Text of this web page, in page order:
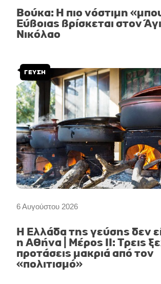
Βούκα: Η πιο νόστιμη
Εύβοιας βρίσκεται στον
Νικόλαο
6 Αυγούστου 2026
ΓΕΥΣΗ
Η Ελλάδα της γεύσης δεν
η Αθήνα | Μέρος II: Τρεις
προτάσεις μακριά από τον
«πολιτισμό»